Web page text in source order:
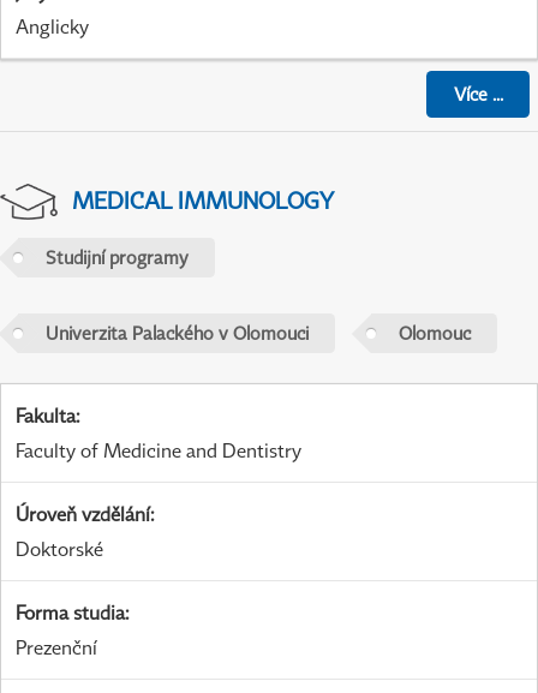
Anglicky
Více...
MEDICAL IMMUNOLOGY
Studijní programy
Univerzita Palackého v Olomouci Olomouc
Fakulta:
Faculty of Medicine and Dentistry
Úroveň vzdělání:
Doktorské
Forma studia:
Prezenční